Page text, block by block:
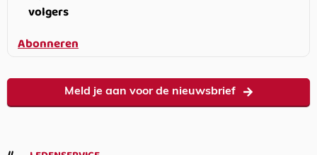
volgers
Abonneren
Meld je aan voor de nieuwsbrief